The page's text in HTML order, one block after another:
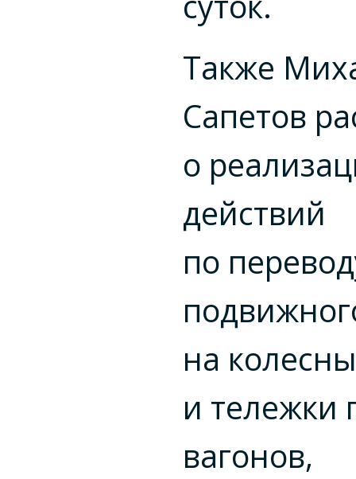
Также
Сапетов
о
действий
по
на
и тележки
вагонов,